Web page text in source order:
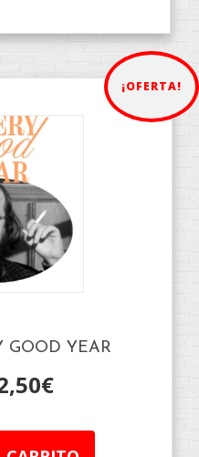
¡OFERTA!
GOOD YEAR
€